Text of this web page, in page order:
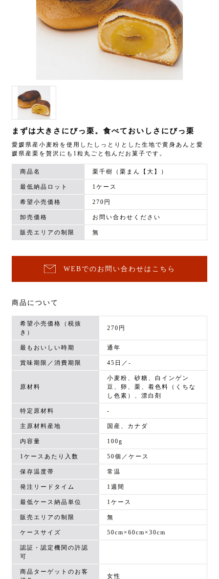
まずは大きさにびっ栗。食べておいしさにびっ栗
愛媛県産小麦粉を使用したしっとりとした生地で黄身あんと愛
媛県産栗を贅沢にも1粒丸ごと包んだお菓子です。
商品名 栗千樹（栗まん【大】）
最低納品ロット 1ケース
希望小売価格 270円
卸売価格 お問い合わせください
販売エリアの制限 無
WEBでのお問い合わせはこちら
商品について
希望小売価格（税抜
き）
270円
最もおいしい時期 通年
賞味期限／消費期限 45日／-
原材料
小麦粉、砂糖、白インゲン
豆、卵、栗、着色料（くちな
し色素）、漂白剤
特定原材料 -
主原材料産地 国産、カナダ
内容量 100g
1ケースあたり入数 50個／ケース
保存温度帯 常温
発注リードタイム 1週間
最低ケース納品単位 1ケース
販売エリアの制限 無
ケースサイズ 50cm×60cm×30cm
認証・認定機関の許認
可
商品ターゲットのお客
女性